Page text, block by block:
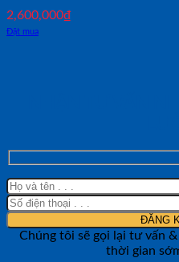
2,600,000₫
Đặt mua
Chúng tôi sẽ gọi lại tư vấn
thời gian